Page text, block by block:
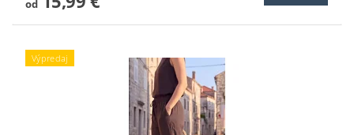
od
Výpredaj